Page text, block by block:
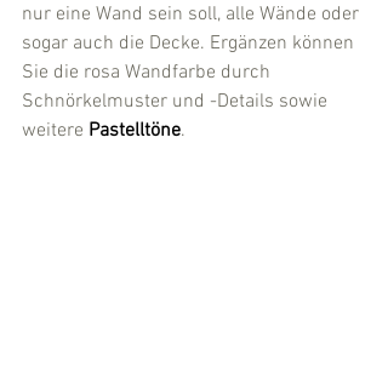
nur eine Wand sein soll, alle Wände oder
sogar auch die Decke. Ergänzen können
Sie die rosa Wandfarbe durch
Schnörkelmuster und -Details sowie
weitere Pastelltöne.